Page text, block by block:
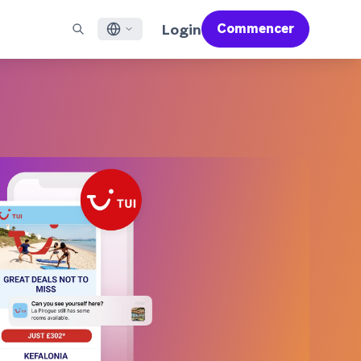
RCS
tous les canaux
notre technologie intégrée
verticalement
Rapport Global Customer Engagement
Review 2026
Pour notre sixième étude Global CER, nous
avons interrogé plus de 2 200 responsables
marketing et analysé plus de 6 milliards de
Juridique (EN)
Consultez nos mentions légales, politiques,
déclarations de conformité et plus encore.
한국어
Português BR
Español
Login Commencer